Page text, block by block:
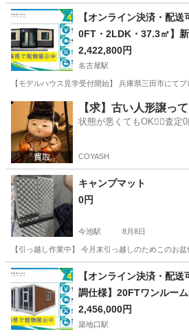
愛知 みよし市 土橋駅 その他
【オンライン決済・配
0FT・2LDK・37.3㎡】
｜ツートンカラー外壁採
ットハウス｜高断熱・高
宅・別荘・セカンドハウ
所・職員寮・倉庫・物置
ンピング施設・宿泊施設
応・短納期相談可能｜・
直販・次世代モジュール
2,422,800円
名古屋駅
【モデルハウス見学受付開始】 兵庫県三田市にて
愛知 名古屋市 名古屋駅 その他
【求】古い人形譲っ
状態が悪くてもOK🙆‍♀️査定0
COYASH
キャンプマット
0円
今池駅 8月8日
【引っ越し作業中】 今月末引っ越しのためこのお
愛知 名古屋市 今池駅 その他
【オンライン決済・配
調仕様】20FTワンルー
ォール採用 拡張式プレハ
対応可能 ホワイトフレ
2,456,000円
築地口駅